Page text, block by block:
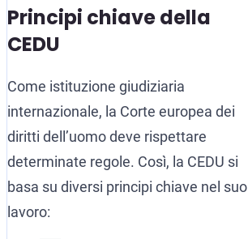
Principi chiave della
CEDU
Come istituzione giudiziaria
internazionale, la Corte europea dei
diritti dell’uomo deve rispettare
determinate regole. Così, la CEDU si
basa su diversi principi chiave nel suo
lavoro: